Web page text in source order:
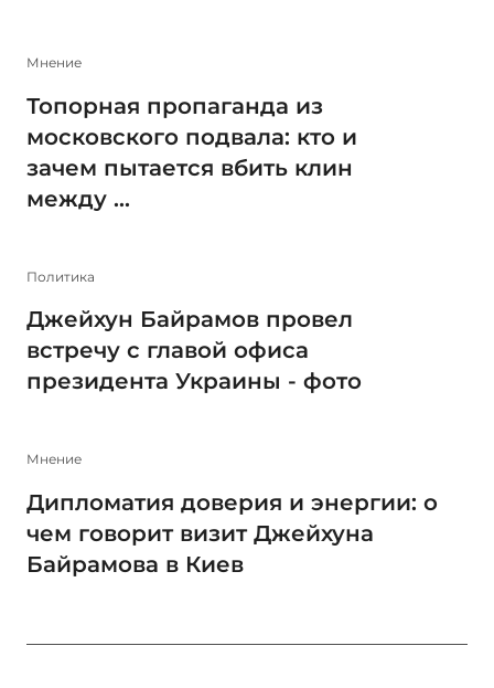
Мнение
Топорная пропаганда из
московского подвала: кто и
зачем пытается вбить клин
между ...
Политика
Джейхун Байрамов провел
встречу с главой офиса
президента Украины - фото
Мнение
Дипломатия доверия и энергии: о
чем говорит визит Джейхуна
Байрамова в Киев